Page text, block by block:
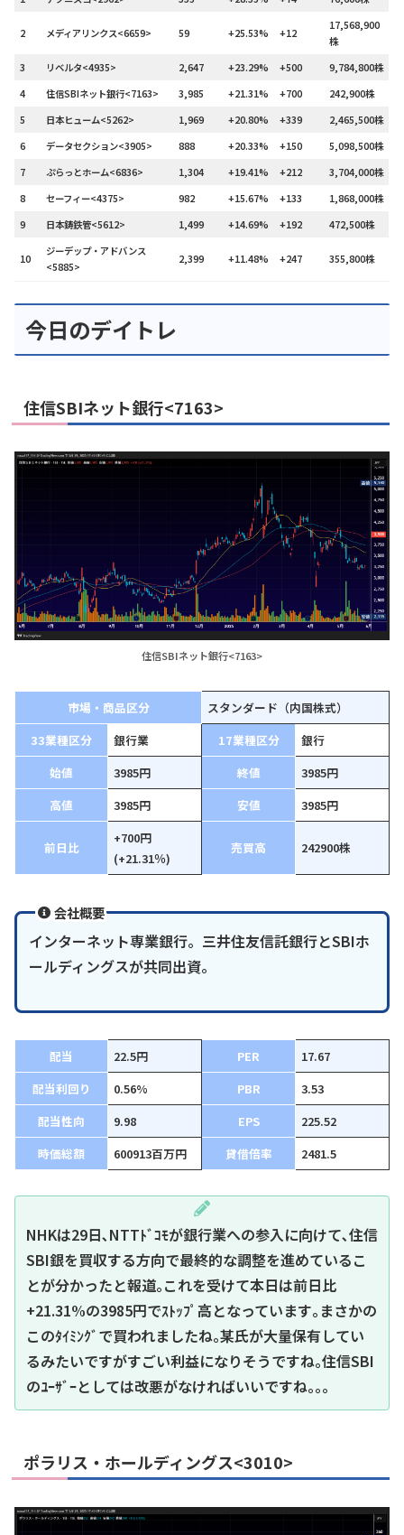
2 メディアリンクス<6659> 59 +25.53% +12
17,568,900
株
3
リベルタ<4935> 2,647 +23.29% +500
9,784,800株
4
住信SBIネット銀行<7163> 3,985 +21.31% +700
242,900株
5
日本ヒューム<5262> 1,969 +20.80% +339
2,465,500株
6
データセクション<3905> 888 +20.33% +150
5,098,500株
7
ぷらっとホーム<6836> 1,304 +19.41% +212
3,704,000株
8
セーフィー<4375> 982 +15.67% +133
1,868,000株
9
日本鋳鉄管<5612> 1,499 +14.69% +192 472,500株
10
ジーデップ・アドバンス
<5885>
2,399 +11.48% +247 355,800株
今日のデイトレ
住信SBIネット銀行<7163>
住信SBIネット銀行<7163>
市場・商品区分
スタンダード（内国株式）
33業種区分
銀行業 17業種区分
銀行
始値
3985円 終値
3985円
高値
3985円 安値 3985円
前日比
+700円
(+21.31％)
売買高 242900株
会社概要
インターネット専業銀行。三井住友信託銀行とSBIホ
ールディングスが共同出資。
配当 22.5円 PER
17.67
配当利回り
0.56% PBR
3.53
配当性向
9.98 EPS
225.52
時価総額
600913百万円 貸借倍率 2481.5
NHKは29日､NTTﾄﾞｺﾓが銀行業への参入に向けて､住信
SBI銀を買収する方向で最終的な調整を進めているこ
とが分かったと報道｡これを受けて本日は前日比
+21.31%の3985円でｽﾄｯﾌﾟ高となっています｡まさかの
このﾀｲﾐﾝｸﾞで買われましたね｡某氏が大量保有してい
るみたいですがすごい利益になりそうですね｡住信SBI
のﾕｰｻﾞｰとしては改悪がなければいいですね｡｡｡
ポラリス・ホールディングス<3010>